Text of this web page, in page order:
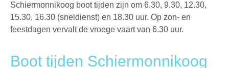
Schiermonnikoog boottijden zijn om 6.30, 9.30, 12.30,
15.30, 16.30 (sneldienst) en 18.30 uur. Op zon- en
feestdagen vervalt de vroege vaart van 6.30 uur.
Boot tijden Schiermonnikoog